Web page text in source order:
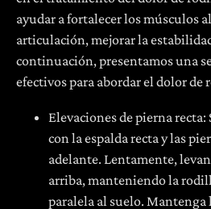
ayudar a fortalecer los músculos
articulación, mejorar la
continuación, presentamos una
efectivos para abordar el dolor de
Elevaciones de pierna
con la espalda recta y las
adelante. Lentamente,
arriba, manteniendo la
paralela al suelo.